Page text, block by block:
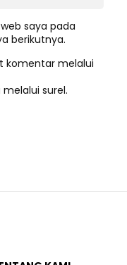
saya pada
berikutnya.
komentar melalui
surel.